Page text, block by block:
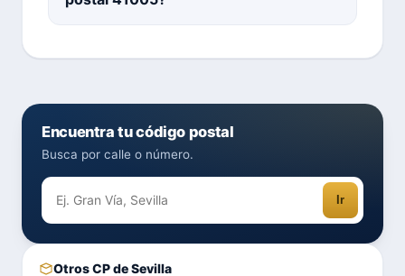
Encuentra tu código postal
Busca por calle o número.
Ir
Otros CP de Sevilla